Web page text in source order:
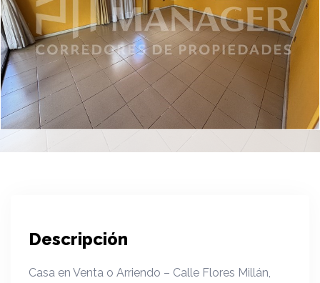
Descripción
Casa en Venta o Arriendo – Calle Flores Millán,